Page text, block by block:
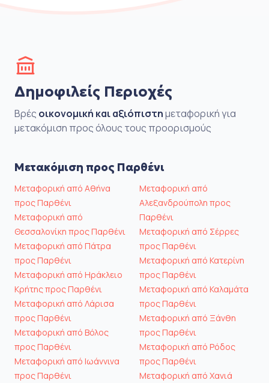
Δημοφιλείς Περιοχές
Βρές οικονομική και αξιόπιστημεταφορική για
μετακόμιση προς όλους τους προορισμούς
Μετακόμιση προς Παρθένι
Μεταφορική από Αθήνα
προς Παρθένι
Μεταφορική από
Θεσσαλονίκη προς Παρθένι
Μεταφορική από Πάτρα
προς Παρθένι
Μεταφορική από Ηράκλειο
Κρήτης προς Παρθένι
Μεταφορική από Λάρισα
προς Παρθένι
Μεταφορική από Βόλος
προς Παρθένι
Μεταφορική από Ιωάννινα
προς Παρθένι
Μεταφορική από
Αλεξανδρούπολη προς
Παρθένι
Μεταφορική από Σέρρες
προς Παρθένι
Μεταφορική από Κατερίνη
προς Παρθένι
Μεταφορική από Καλαμάτα
προς Παρθένι
Μεταφορική από Ξάνθη
προς Παρθένι
Μεταφορική από Ρόδος
προς Παρθένι
Μεταφορική από Χανιά